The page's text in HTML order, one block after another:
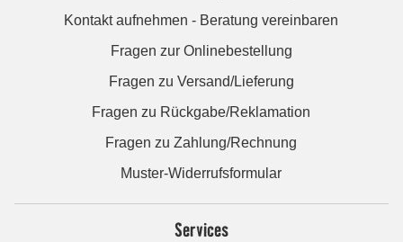
Kontakt aufnehmen - Beratung vereinbaren
Fragen zur Onlinebestellung
Fragen zu Versand/Lieferung
Fragen zu Rückgabe/Reklamation
Fragen zu Zahlung/Rechnung
Muster-Widerrufsformular
Services